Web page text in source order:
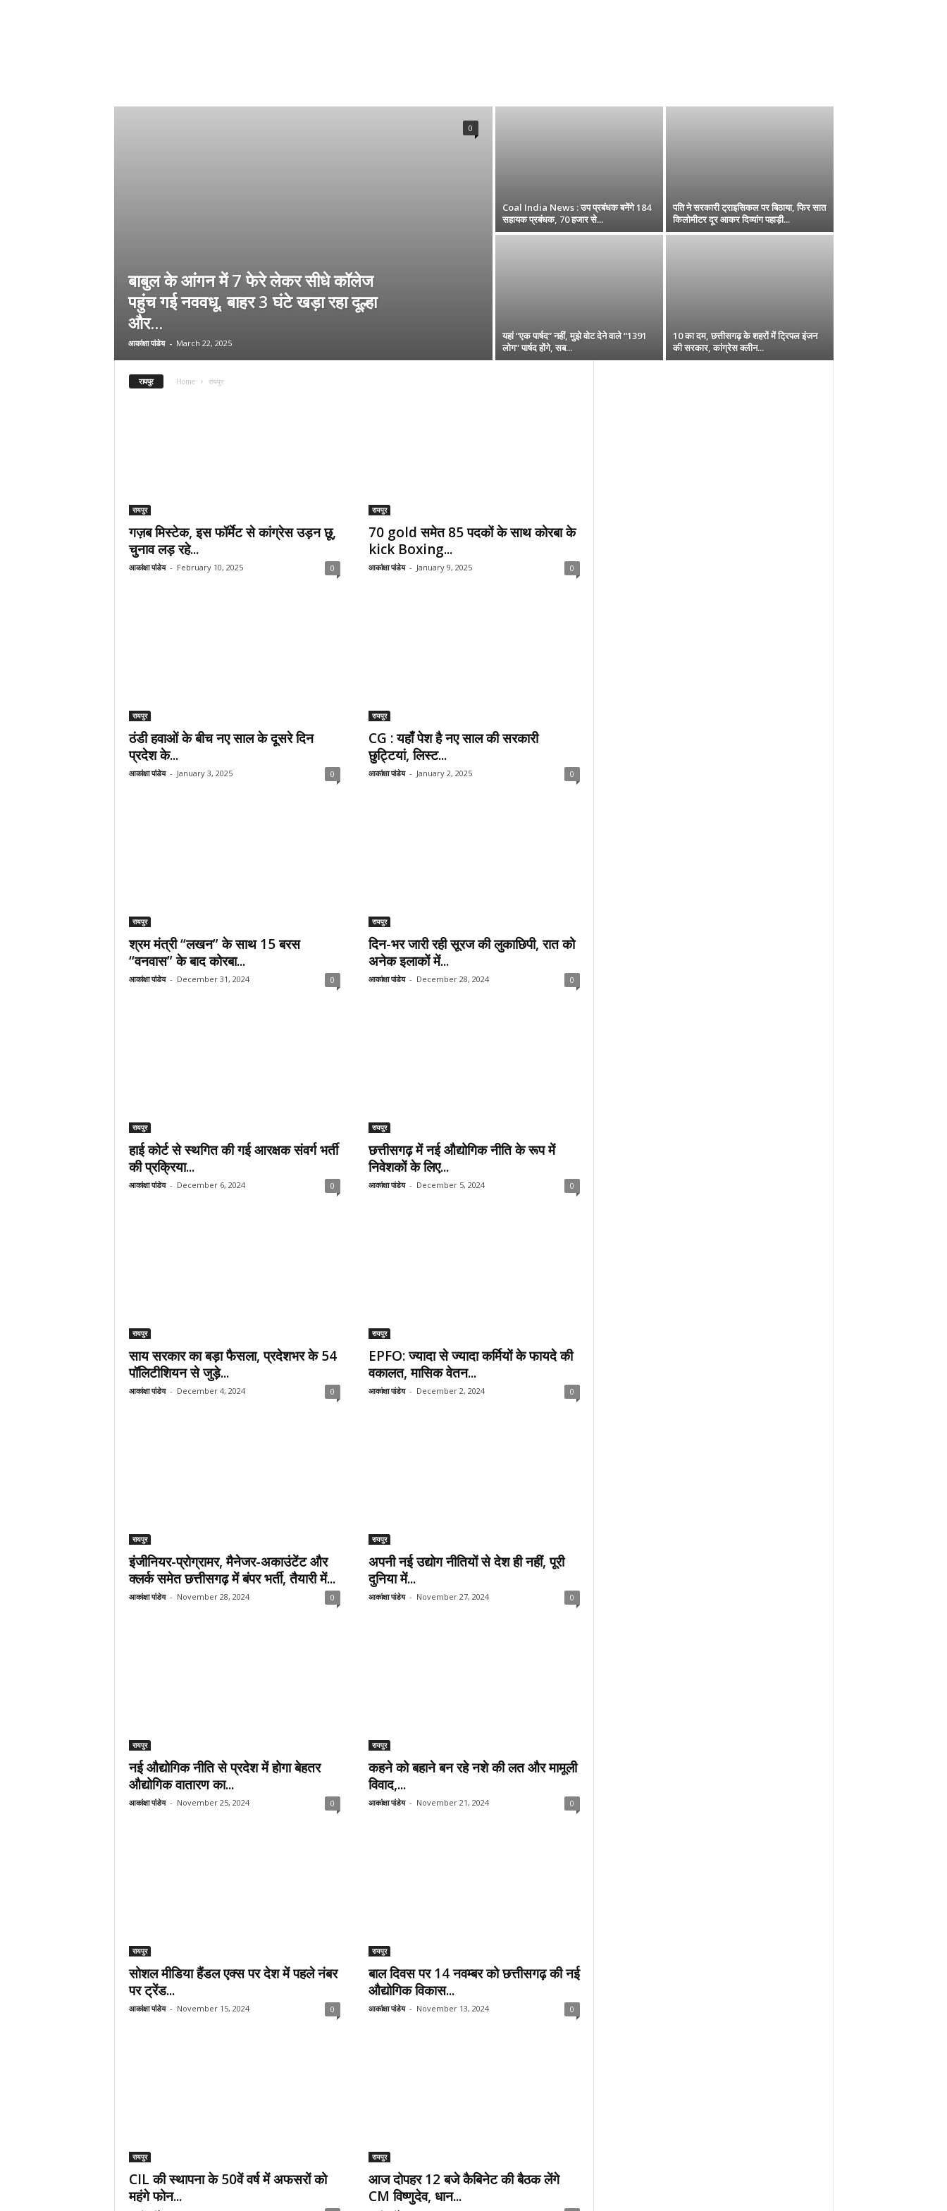
बाबुल के आंगन में 7 फेरे लेकर सीधे कॉलेज
पहुंच गई नववधू, बाहर 3 घंटे खड़ा रहा दूल्हा
और...
आकांक्षा पांडेय - March 22, 2025
0
Coal India News : उप प्रबंधक बनेंगे 184
सहायक प्रबंधक, 70 हजार से...
पति ने सरकारी ट्राइसिकल पर बिठाया, फिर सात
किलोमीटर दूर आकर दिव्यांग पहाड़ी...
यहां “एक पार्षद” नहीं, मुझे वोट देने वाले “1391
लोग” पार्षद होंगे, सब...
10 का दम, छत्तीसगढ़ के शहरों में ट्रिपल इंजन
की सरकार, कांग्रेस क्लीन...
रायपुर Home रायपुर
रायपुर
गज़ब मिस्टेक, इस फॉर्मेट से कांग्रेस उड़न छू,
चुनाव लड़ रहे...
आकांक्षा पांडेय - February 10, 2025 0
रायपुर
70 gold समेत 85 पदकों के साथ कोरबा के
kick Boxing...
आकांक्षा पांडेय - January 9, 2025 0
रायपुर
ठंडी हवाओं के बीच नए साल के दूसरे दिन
प्रदेश के...
आकांक्षा पांडेय - January 3, 2025 0
रायपुर
CG : यहाँ पेश है नए साल की सरकारी
छुट्टियां, लिस्ट...
आकांक्षा पांडेय - January 2, 2025 0
रायपुर
श्रम मंत्री “लखन” के साथ 15 बरस
“वनवास” के बाद कोरबा...
आकांक्षा पांडेय - December 31, 2024 0
रायपुर
दिन-भर जारी रही सूरज की लुकाछिपी, रात को
अनेक इलाकों में...
आकांक्षा पांडेय - December 28, 2024 0
रायपुर
हाई कोर्ट से स्थगित की गई आरक्षक संवर्ग भर्ती
की प्रक्रिया...
आकांक्षा पांडेय - December 6, 2024 0
रायपुर
छत्तीसगढ़ में नई औद्योगिक नीति के रूप में
निवेशकों के लिए...
आकांक्षा पांडेय - December 5, 2024 0
रायपुर
साय सरकार का बड़ा फैसला, प्रदेशभर के 54
पॉलिटीशियन से जुड़े...
आकांक्षा पांडेय - December 4, 2024 0
रायपुर
EPFO: ज्यादा से ज्यादा कर्मियों के फायदे की
वकालत, मासिक वेतन...
आकांक्षा पांडेय - December 2, 2024 0
रायपुर
इंजीनियर-प्रोग्रामर, मैनेजर-अकाउंटेंट और
क्लर्क समेत छत्तीसगढ़ में बंपर भर्ती, तैयारी में...
आकांक्षा पांडेय - November 28, 2024 0
रायपुर
अपनी नई उद्योग नीतियों से देश ही नहीं, पूरी
दुनिया में...
आकांक्षा पांडेय - November 27, 2024 0
रायपुर
नई औद्योगिक नीति से प्रदेश में होगा बेहतर
औद्योगिक वातारण का...
आकांक्षा पांडेय - November 25, 2024 0
रायपुर
कहने को बहाने बन रहे नशे की लत और मामूली
विवाद,...
आकांक्षा पांडेय - November 21, 2024 0
रायपुर
सोशल मीडिया हैंडल एक्स पर देश में पहले नंबर
पर ट्रेंड...
आकांक्षा पांडेय - November 15, 2024 0
रायपुर
बाल दिवस पर 14 नवम्बर को छत्तीसगढ़ की नई
औद्योगिक विकास...
आकांक्षा पांडेय - November 13, 2024 0
रायपुर
CIL की स्थापना के 50वें वर्ष में अफसरों को
महंगे फोन...
रायपुर
आज दोपहर 12 बजे कैबिनेट की बैठक लेंगे
CM विष्णुदेव, धान...